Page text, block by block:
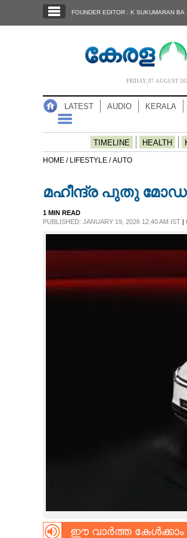
NOTIFIED NEWS
FOUNDER EDITOR : K SUKUMARAN BA
FRIDAY, 07 AUGUST
LATEST AUDIO KERALA
TIMELINE HEALTH
HOME / LIFESTYLE /AUTO
മഹീന്ദ്ര പുതു
1 MIN READ
PUBLISHED: JANUARY 19, 2026 12:40 AM IST|
ഈ വാർത്ത കേൾക്കാം